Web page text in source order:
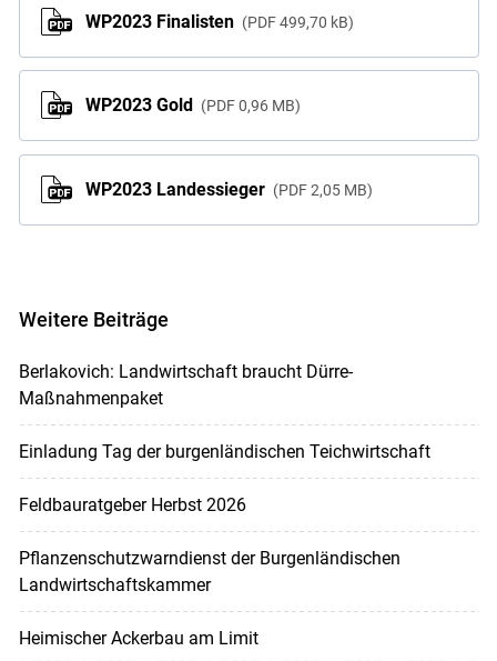
WP2023 Finalisten PDF 499,70 kB
WP2023 Gold PDF 0,96 MB
WP2023 Landessieger PDF 2,05 MB
Weitere Beiträge
Berlakovich: Landwirtschaft braucht Dürre-
Maßnahmenpaket
Einladung Tag der burgenländischen Teichwirtschaft
Feldbauratgeber Herbst 2026
Pflanzenschutzwarndienst der Burgenländischen
Landwirtschaftskammer
Heimischer Ackerbau am Limit